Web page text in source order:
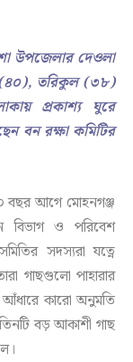
উপজেলার দেওলা
(৪০), তরিকুল (৩৮)
প্রকাশ্য ঘুরে
বন রক্ষা কমিটির
বছর আগে মোহনগঞ্জ
ও পরিবেশ
সদস্যরা যত্নে
গাছগুলো পাহারার
কারো অনুমতি
বড় আকাশী গাছ